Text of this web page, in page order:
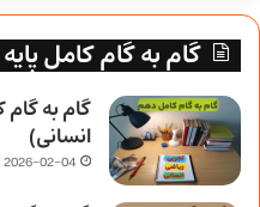
گام به گام کامل
گام به
انسانی)
2026-02-04